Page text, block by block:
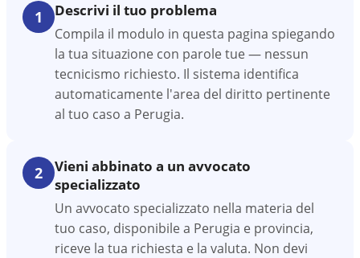
1 Descrivi il tuo problema
Compila il modulo in questa pagina spiegando
la tua situazione con parole tue — nessun
tecnicismo richiesto. Il sistema identifica
automaticamente l'area del diritto pertinente
al tuo caso a Perugia.
2
Vieni abbinato a un avvocato
specializzato
Un avvocato specializzato nella materia del
tuo caso, disponibile a Perugia e provincia,
riceve la tua richiesta e la valuta. Non devi